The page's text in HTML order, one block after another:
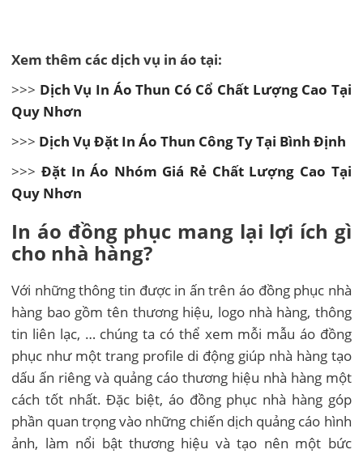
Xem thêm các dịch vụ in áo tại:
>>> Dịch Vụ In Áo Thun Có Cổ Chất Lượng Cao Tại
Quy Nhơn
>>> Dịch Vụ Đặt In Áo Thun Công Ty Tại Bình Định
>>> Đặt In Áo Nhóm Giá Rẻ Chất Lượng Cao Tại
Quy Nhơn
In áo đồng phục mang lại lợi ích gì
cho nhà hàng?
Với những thông tin được in ấn trên áo đồng phục nhà
hàng bao gồm tên thương hiệu, logo nhà hàng, thông
tin liên lạc, … chúng ta có thể xem mỗi mẫu áo đồng
phục như một trang profile di động giúp nhà hàng tạo
dấu ấn riêng và quảng cáo thương hiệu nhà hàng một
cách tốt nhất. Đặc biệt, áo đồng phục nhà hàng góp
phần quan trọng vào những chiến dịch quảng cáo hình
ảnh, làm nổi bật thương hiệu và tạo nên một bức